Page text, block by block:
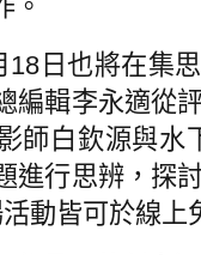
。
18 日也將在集
編輯李永適從
師白欽源與水
進行思辨，探
動皆可於線上